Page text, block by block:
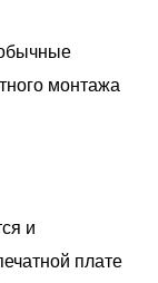
монтажа
и
плате